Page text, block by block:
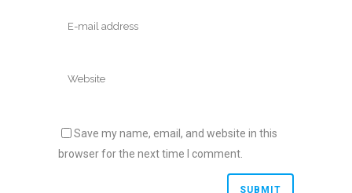
Save my name, email, and website in this
browser for the next time I comment.